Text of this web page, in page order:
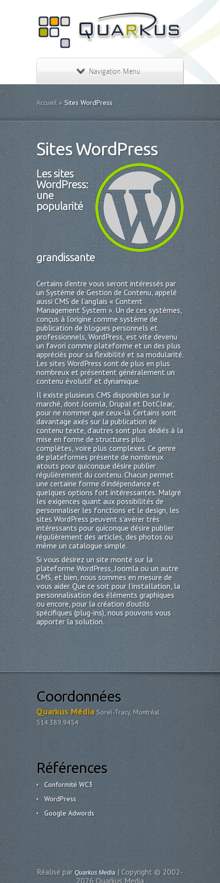
Navigation Menu
Accueil »Sites WordPress
Sites WordPress
Les sites
WordPress:
une
popularité
grandissante
Certains d’entre vous seront intéressés par
un Système de Gestion de Contenu, appelé
aussi CMS de l’anglais « Content
Management System ». Un de ces systèmes,
conçus à l’origine comme système de
publication de blogues personnels et
professionnels, WordPress, est vite devenu
un favori comme plateforme et un des plus
appréciés pour sa flexibilité et sa modularité.
Les sites WordPress sont de plus en plus
nombreux et présentent généralement un
contenu évolutif et dynamique.
Il existe plusieurs CMS disponibles sur le
marché, dont Joomla, Drupal et DotClear,
pour ne nommer que ceux-là. Certains sont
davantage axés sur la publication de
contenu texte, d’autres sont plus dédiés à la
mise en forme de structures plus
complètes, voire plus complexes. Ce genre
de plateformes présente de nombreux
atouts pour quiconque désire publier
régulièrement du contenu. Chacun permet
une certaine forme d’indépendance et
quelques options fort intéressantes. Malgré
les exigences quant aux possibilités de
personnaliser les fonctions et le design, les
sites WordPress peuvent s’avérer très
intéressants pour quiconque désire publier
régulièrement des articles, des photos ou
même un catalogue simple.
Si vous désirez un site monté sur la
plateforme WordPress, Joomla ou un autre
CMS, et bien, nous sommes en mesure de
vous aider. Que ce soit pour l’installation, la
personnalisation des éléments graphiques
ou encore, pour la création d’outils
spécifiques (plug-ins), nous pouvons vous
apporter la solution.
Coordonnées
Quarkus MédiaSorel-Tracy, Montréal
514.389.9454
Références
Conformité WC3
WordPress
Google Adwords
Réalisé par Quarkus Media| Copyright © 2002-
2026 Quarkus Media